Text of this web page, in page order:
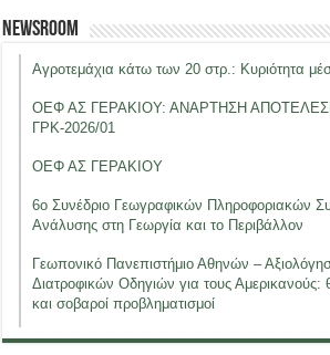
Newsroom
Αγροτεμάχια κάτω των 20 στρ.: Κυριότητα
ΟΕΦ ΑΣ ΓΕΡΑΚΙΟΥ: ΑΝΑΡΤΗΣΗ
ΓΡΚ-2026/01
ΟΕΦ ΑΣ ΓΕΡΑΚΙΟΥ
6ο Συνέδριο Γεωγραφικών Πληροφοριακών
Ανάλυσης στη Γεωργία και το Περιβάλλον
Γεωπονικό Πανεπιστήμιο Αθηνών –
Διατροφικών Οδηγιών για τους Αμερικανούς:
και σοβαροί προβληματισμοί